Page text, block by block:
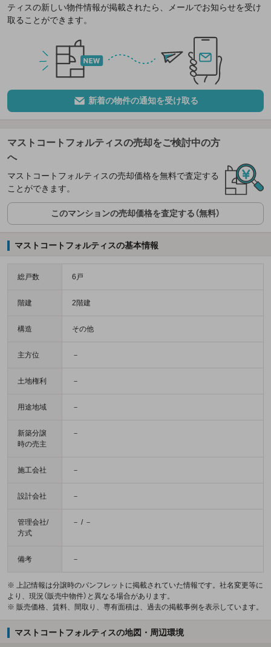
ティスの新しい物件情報が掲載されたら、メールでお知らせを受け
取ることができます。
新着の物件の通知を受け取る
マストコートフォルティスの売却をご検討中の方
へ
マストコートフォルティスの売却価格を無料で査定する
ことができます。
このマンションの売却価格を査定する（無料）
マストコートフォルティスの基本情報
総戸数 6戸
階建 2階建
構造 その他
主方位 －
土地権利 －
用途地域 －
新築分譲
時の売主
－
施工会社 －
設計会社 －
管理会社/
方式
－ / －
備考 －
※ 上記情報は分譲時のパンフレットに掲載されていた情報です。社名変更等に
より、現況（販売中物件）と異なる場合があります。
※ 販売価格、賃料、間取り、専有面積は、過去の掲載事例を表示しています。
マストコートフォルティスの地図・周辺環境